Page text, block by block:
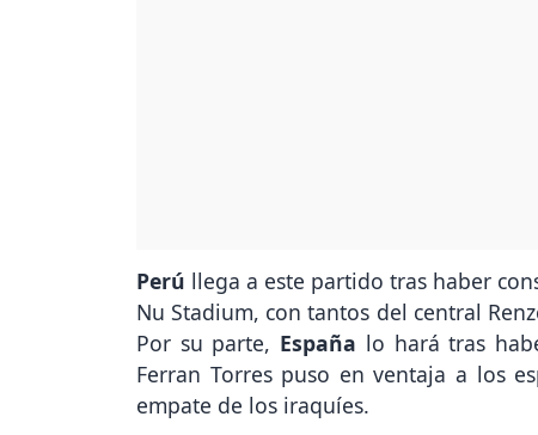
Perú llega a este partido tras haber
Nu Stadium, con tantos del central
Por su parte, España lo hará tras
Ferran Torres puso en ventaja a los
empate de los iraquíes.